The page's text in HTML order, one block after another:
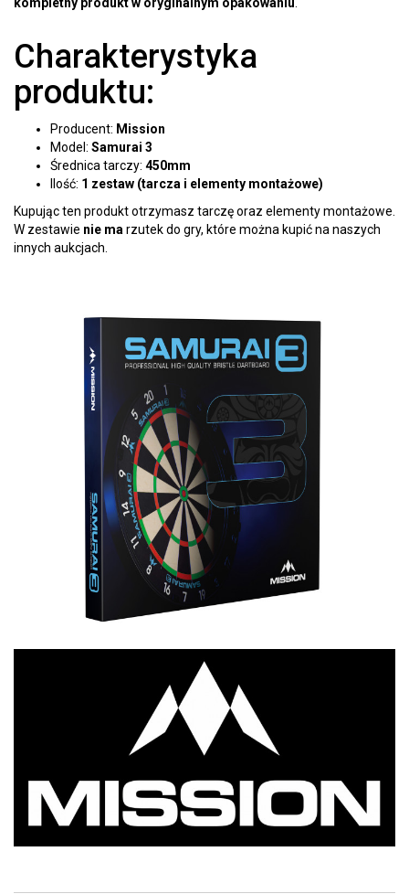
Charakterystyka
produktu:
Producent: Mission
Model: Samurai 3
Średnica tarczy: 450mm
Ilość: 1 zestaw (tarcza i elementy montażowe)
Kupując ten produkt otrzymasz tarczę oraz elementy montażowe.
W zestawie nie ma rzutek do gry, które można kupić na naszych
innych aukcjach.